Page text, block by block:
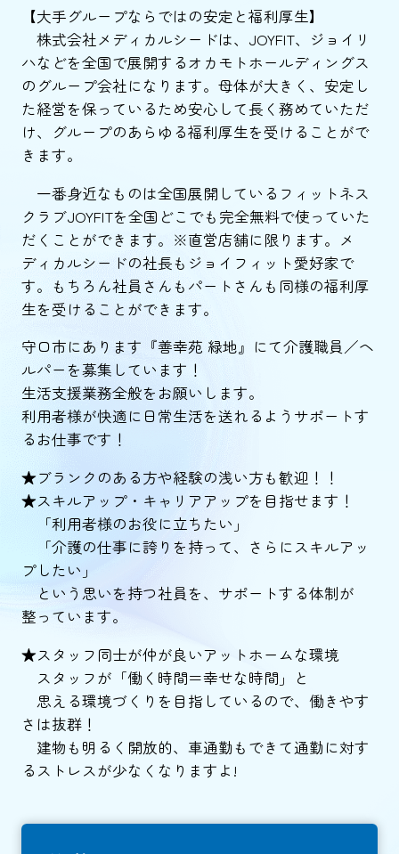
【大手グループならではの安定と福利厚生】
株式会社メディカルシードは、JOYFIT、ジョイリ
ハなどを全国で展開するオカモトホールディングス
のグループ会社になります。母体が大きく、安定し
た経営を保っているため安心して長く務めていただ
け、グループのあらゆる福利厚生を受けることがで
きます。
一番身近なものは全国展開しているフィットネス
クラブJOYFITを全国どこでも完全無料で使っていた
だくことができます。※直営店舗に限ります。メ
ディカルシードの社長もジョイフィット愛好家で
す。もちろん社員さんもパートさんも同様の福利厚
生を受けることができます。
守口市にあります『善幸苑 緑地』にて介護職員／ヘ
ルパーを募集しています！
生活支援業務全般をお願いします。
利用者様が快適に日常生活を送れるようサポートす
るお仕事です！
★ブランクのある方や経験の浅い方も歓迎！！
★スキルアップ・キャリアアップを目指せます！
「利用者様のお役に立ちたい」
「介護の仕事に誇りを持って、さらにスキルアッ
プしたい」
という思いを持つ社員を、サポートする体制が
整っています。
★スタッフ同士が仲が良いアットホームな環境
スタッフが「働く時間＝幸せな時間」と
思える環境づくりを目指しているので、働きやす
さは抜群！
建物も明るく開放的、車通勤もできて通勤に対す
るストレスが少なくなりますよ!